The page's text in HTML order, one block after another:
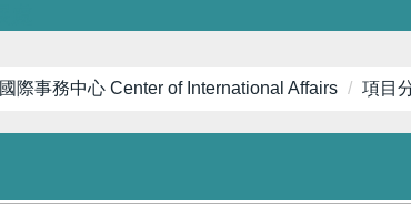
國際事務中心 Center of International Affairs 項目